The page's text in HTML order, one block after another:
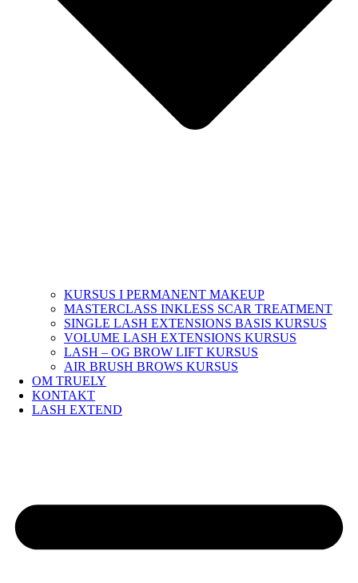
KURSUS I PERMANENT MAKEUP
MASTERCLASS INKLESS SCAR TREATMENT
SINGLE LASH EXTENSIONS BASIS KURSUS
VOLUME LASH EXTENSIONS KURSUS
LASH – OG BROW LIFT KURSUS
AIR BRUSH BROWS KURSUS
OM TRUELY
KONTAKT
LASH EXTEND